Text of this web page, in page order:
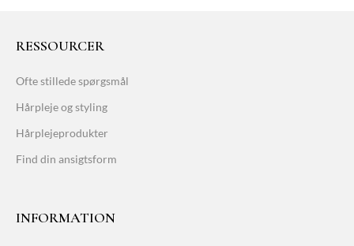
RESSOURCER
Ofte stillede spørgsmål
Hårpleje og styling
Hårplejeprodukter
Find din ansigtsform
INFORMATION